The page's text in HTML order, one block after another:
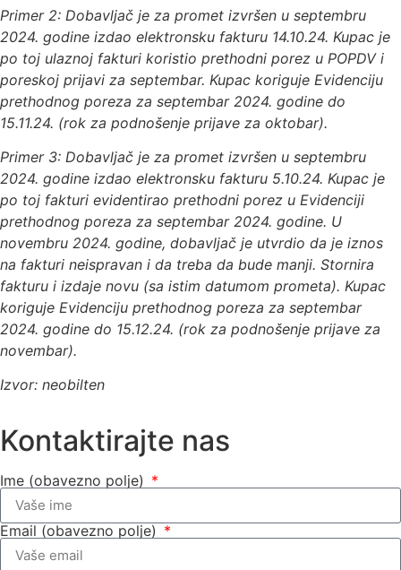
Primer 2: Dobavljač je za promet izvršen u septembru
2024. godine izdao elektronsku fakturu 14.10.24. Kupac je
po toj ulaznoj fakturi koristio prethodni porez u POPDV i
poreskoj prijavi za septembar. Kupac koriguje Evidenciju
prethodnog poreza za septembar 2024. godine do
15.11.24. (rok za podnošenje prijave za oktobar).
Primer 3: Dobavljač je za promet izvršen u septembru
2024. godine izdao elektronsku fakturu 5.10.24. Kupac je
po toj fakturi evidentirao prethodni porez u Evidenciji
prethodnog poreza za septembar 2024. godine. U
novembru 2024. godine, dobavljač je utvrdio da je iznos
na fakturi neispravan i da treba da bude manji. Stornira
fakturu i izdaje novu (sa istim datumom prometa). Kupac
koriguje Evidenciju prethodnog poreza za septembar
2024. godine do 15.12.24. (rok za podnošenje prijave za
novembar).
Izvor: neobilten
Kontaktirajte nas
Ime (obavezno polje)
Email (obavezno polje)